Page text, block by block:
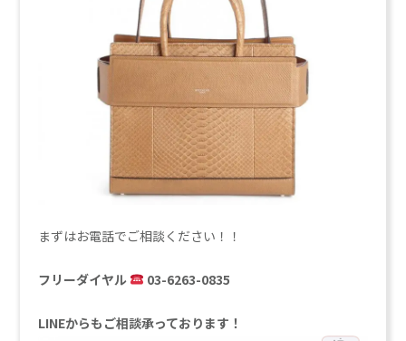
まずはお電話でご相談ください！！
フリーダイヤル 03-6263-0835
LINEからもご相談承っております！